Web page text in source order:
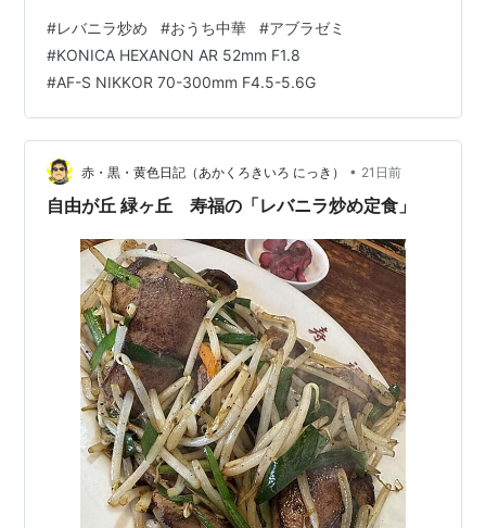
は肝心の豚レバーの量が少ないんじゃないか、といった
懸念です。 レバニラ炒めの食材モヤシとニラを用意すれ
ばあとは調理済み豚レバーを漬ダレごと加えて混ぜ炒め
るだけなのですけれど、このテの食材の常として " メイ
ン食材（豚レバー）の量が物足りない " ということなの
ですね。 そこで調理済みお惣菜コ…
#レバニラ炒め #おうち中華 #アブラゼミ
#KONICA HEXANON AR 52mm F1.8
#AF-S NIKKOR 70-300mm F4.5-5.6G
赤・黒・黄色日記（あかくろきいろ にっき） • 21日前
自由が丘 緑ヶ丘 寿福の「レバニラ炒め定食」